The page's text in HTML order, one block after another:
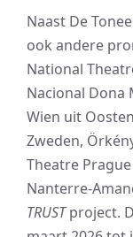
Naast De
ook andere
National
Nacional Dona
Wien uit
Zweden,
Theatre
Nanterre-
TRUSTproject.